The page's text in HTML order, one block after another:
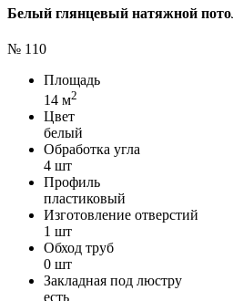
Белый глянцевый натяжной
№ 110
Площадь
14 м2
Цвет
белый
Обработка угла
4 шт
Профиль
пластиковый
Изготовление отверстий
1 шт
Обход труб
0 шт
Закладная под люстру
есть